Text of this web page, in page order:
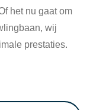
het nu gaat om
wij
prestaties.